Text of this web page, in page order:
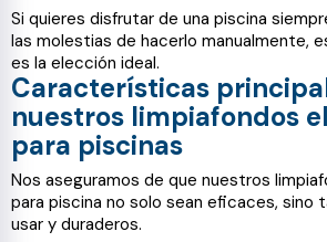
Si quieres disfrutar de una piscina
las molestias de hacerlo manualmente,
es la elección ideal.
Características
nuestros limpiafondos
para piscinas
Nos aseguramos de que nuestros
para piscina no solo sean eficaces, sino
usar y duraderos.